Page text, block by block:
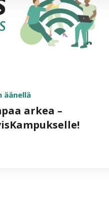
äänellä
arkea –